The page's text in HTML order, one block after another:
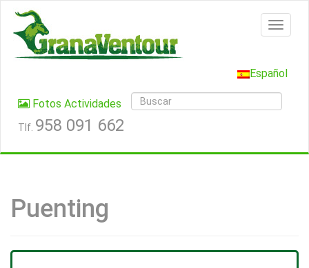
Español
Fotos Actividades
Tlf. 958 091 662
Puenting